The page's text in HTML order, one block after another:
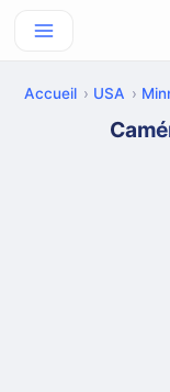
Accueil USA